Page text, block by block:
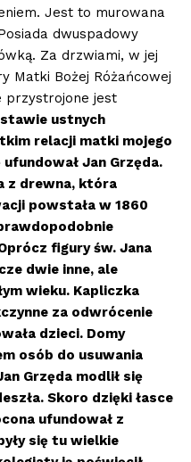
Jest to murowana
dwuspadowy
Za drzwiami, w jej
Matki Bożej Różańcowej
przystrojone jest
ustnych
relacji matki mojego
Jan Grzęda.
z drewna, która
powstała w 1860
ócz figury św. Jana
dwie inne, ale
wieku. Kapliczka
za odwrócenie
dzieci. Domy
osób do usuwania
Grzęda modlił się
Skoro dzięki łasce
ufundował z
się tu wielkie